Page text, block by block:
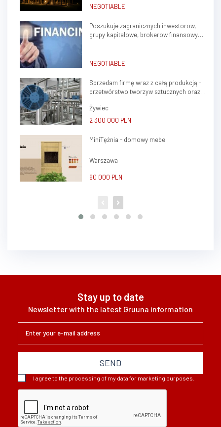
NEGOTIABLE
Poszukuje zagranicznych inwestorow,
grupy kapitalowe, brokerow finansowych
NEGOTIABLE
Sprzedam firmę wraz z całą produkcją -
przetwórstwo tworzyw sztucznych oraz
Żywiec
2 300 000 PLN
MiniTężnia - domowy mebel
Warszawa
60 000 PLN
Stay up to date
Newsletter with the latest Gruuna information
SEND
I agree to the processing of my data for marketing purposes.